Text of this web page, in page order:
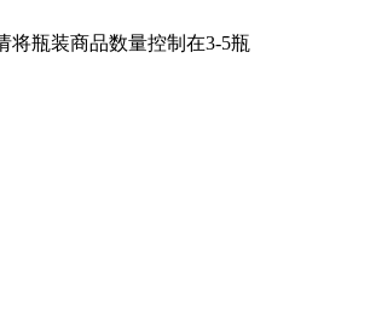
将瓶装商品数量控制在3-5瓶